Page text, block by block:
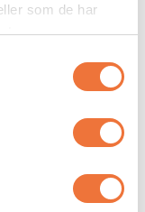
som de har